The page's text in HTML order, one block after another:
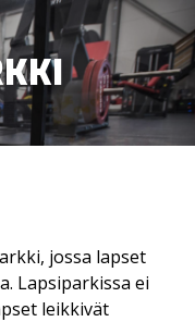
jossa lapset
Lapsiparkissa ei
leikkivät